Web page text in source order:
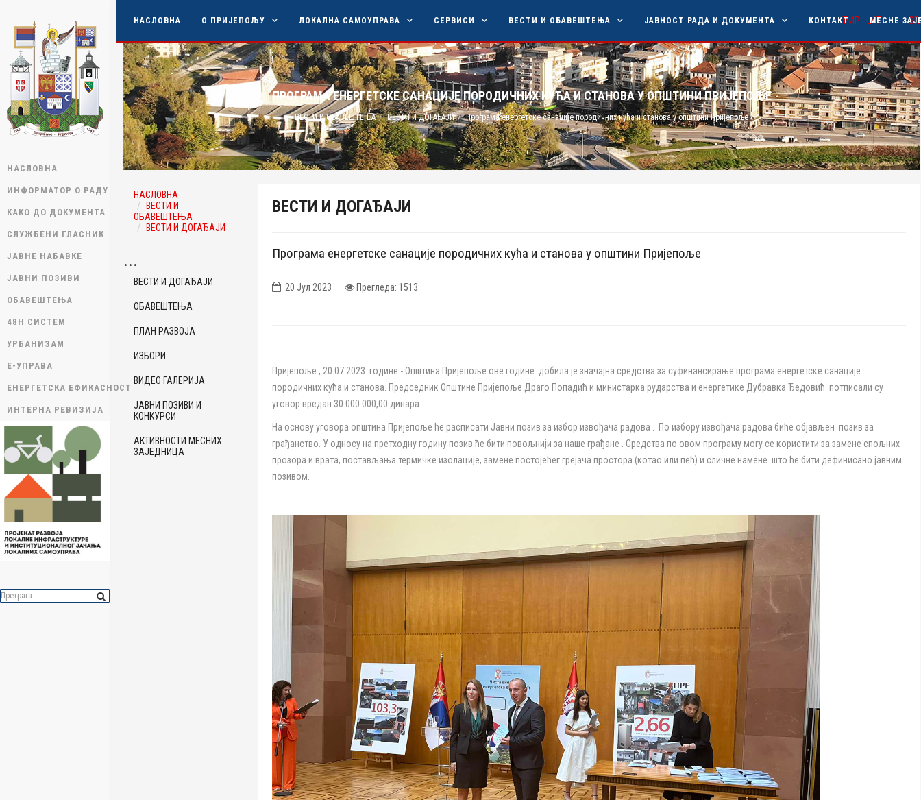
НАСЛОВНА
ИНФОРМАТОР О РАДУ
КАКО ДО ДОКУМЕНТА
СЛУЖБЕНИ ГЛАСНИК
ЈАВНЕ НАБАВКЕ
ЈАВНИ ПОЗИВИ
ОБАВЕШТЕЊА
48H СИСТЕМ
УРБАНИЗАМ
Е-УПРАВА
ЕНЕРГЕТСКА ЕФИКАСНОСТ
ИНТЕРНА РЕВИЗИЈА
НАСЛОВНА О ПРИЈЕПОЉУ ЛОКАЛНА САМОУПРАВА СЕРВИСИ ВЕСТИ И ОБАВЕШТЕЊА ЈАВНОСТ РАДА И ДОКУМЕНТА КОНТАКТ МЕСНЕ SR
ЋИР - LАТ
ПРОГРАМА ЕНЕРГЕТСКЕ САНАЦИЈЕ ПОРОДИЧНИХ КУЋА И СТАНОВА У ОПШТИНИ ПРИЈЕПОЉЕ
ВЕСТИ И ОБАВЕШТЕЊА ВЕСТИ И ДОГАЂАЈИ Програма енергетске санације породичних кућа и станова у општини Пријепоље
НАСЛОВНА
ВЕСТИ И
ОБАВЕШТЕЊА
ВЕСТИ И ДОГАЂАЈИ
...
ВЕСТИ И ДОГАЂАЈИ
ОБАВЕШТЕЊА
ПЛАН РАЗВОЈА
ИЗБОРИ
ВИДЕО ГАЛЕРИЈА
ЈАВНИ ПОЗИВИ И
КОНКУРСИ
АКТИВНОСТИ МЕСНИХ
ЗАЈЕДНИЦА
ВЕСТИ И ДОГАЂАЈИ
Програма енергетске санације породичних кућа и станова у општини Пријепоље
20 Јул 2023 Прегледа: 1513
Пријепоље , 20.07.2023. године - Општина Пријепоље ове године добила је значајна средства за суфинансирање програма енергетске санације
породичних кућа и станова. Председник Општине Пријепоље Драго Попадић и министарка рударства и енергетике Дубравка Ђедовић потписали су
уговор вредан 30.000.000,00 динара.
На основу уговора општина Пријепоље ће расписати Јавни позив за избор извођача радова . По избору извођача радова биће објављен позив за
грађанство. У односу на претходну годину позив ће бити повољнији за наше грађане . Средства по овом програму могу се користити за замене спољних
прозора и врата, постављања термичке изолације, замене постојећег грејача простора (котао или пећ) и сличне намене што ће бити дефинисано јавним
позивом.